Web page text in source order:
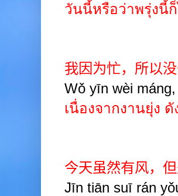
วันนี้หรือว่าพรุ่งนี้
我因为忙，所以没
Wǒ yīn wèi
เนื่องจากงานยุ่ง
今天虽然有风，但
Jīn tiān suī rán